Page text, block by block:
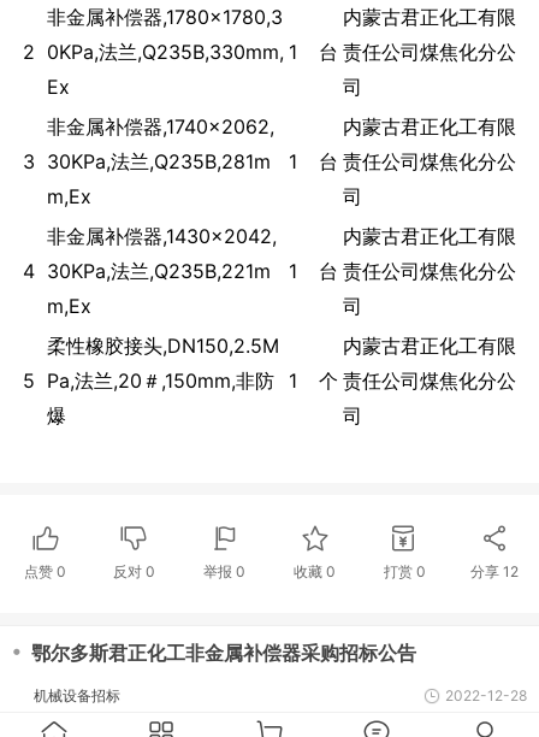
2
非金属补偿器,1780×1780,3
0KPa,法兰,Q235B,330mm,
Ex
1 台
内蒙古君正化工有限
责任公司煤焦化分公
司
3
非金属补偿器,1740×2062,
30KPa,法兰,Q235B,281m
m,Ex
1 台
内蒙古君正化工有限
责任公司煤焦化分公
司
4
非金属补偿器,1430×2042,
30KPa,法兰,Q235B,221m
m,Ex
1 台
内蒙古君正化工有限
责任公司煤焦化分公
司
5
柔性橡胶接头,DN150,2.5M
Pa,法兰,20＃,150mm,非防
爆
1 个
内蒙古君正化工有限
责任公司煤焦化分公
司
点赞 0 反对0 举报 0 收藏 0 打赏 0 分享 12
・ 鄂尔多斯君正化工非金属补偿器采购招标公告
机械设备招标 2022-12-28